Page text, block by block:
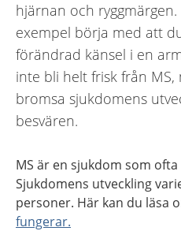
hjärnan och
exempel börja med att
förändrad känsel i en
inte bli helt frisk från
bromsa sjukdomens
besvären.
MS är en sjukdom som
Sjukdomens utveckling
personer. Här kan du läsa
fungerar.